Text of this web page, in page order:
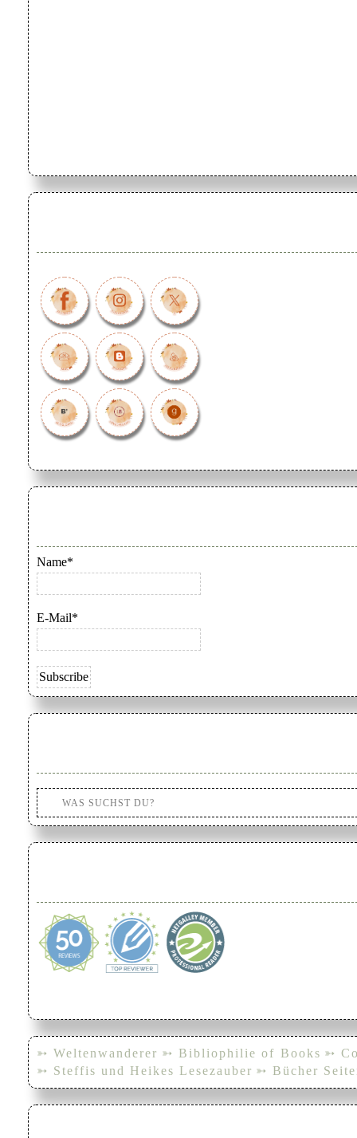
Name*
E-Mail*
➳ Weltenwanderer ➳ Bibliophilie of Books ➳
➳ Steffis und Heikes Lesezauber ➳ Bücher